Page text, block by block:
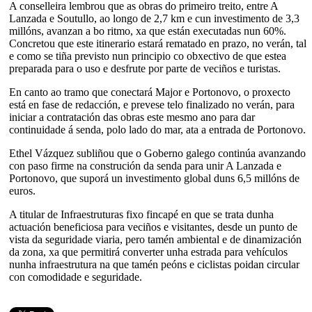
A conselleira lembrou que as obras do primeiro treito, entre A
Lanzada e Soutullo, ao longo de 2,7 km e cun investimento de 3,3
millóns, avanzan a bo ritmo, xa que están executadas nun 60%.
Concretou que este itinerario estará rematado en prazo, no verán, tal
e como se tiña previsto nun principio co obxectivo de que estea
preparada para o uso e desfrute por parte de veciños e turistas.
En canto ao tramo que conectará Major e Portonovo, o proxecto
está en fase de redacción, e prevese telo finalizado no verán, para
iniciar a contratación das obras este mesmo ano para dar
continuidade á senda, polo lado do mar, ata a entrada de Portonovo.
Ethel Vázquez subliñou que o Goberno galego continúa avanzando
con paso firme na construción da senda para unir A Lanzada e
Portonovo, que suporá un investimento global duns 6,5 millóns de
euros.
A titular de Infraestruturas fixo fincapé en que se trata dunha
actuación beneficiosa para veciños e visitantes, desde un punto de
vista da seguridade viaria, pero tamén ambiental e de dinamización
da zona, xa que permitirá converter unha estrada para vehículos
nunha infraestrutura na que tamén peóns e ciclistas poidan circular
con comodidade e seguridade.